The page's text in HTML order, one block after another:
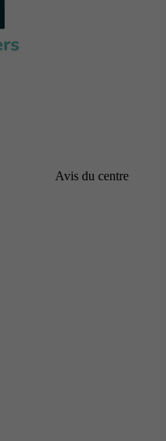
Avis du centre